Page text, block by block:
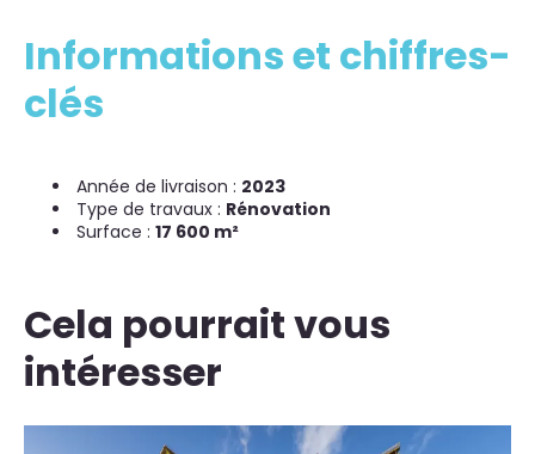
Informations et chiffres-
clés
Année de livraison : 2023
Type de travaux : Rénovation
Surface : 17 600 m²
Cela pourrait vous
intéresser